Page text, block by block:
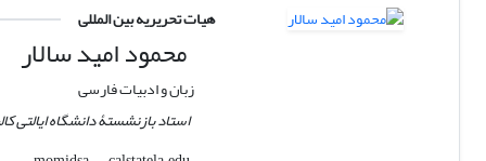
هیات تحریریه بین المللی
محمود امید سالار
زبان و ادبیات فارسی
استاد بازنشستۀ دانشگاه ایالتی